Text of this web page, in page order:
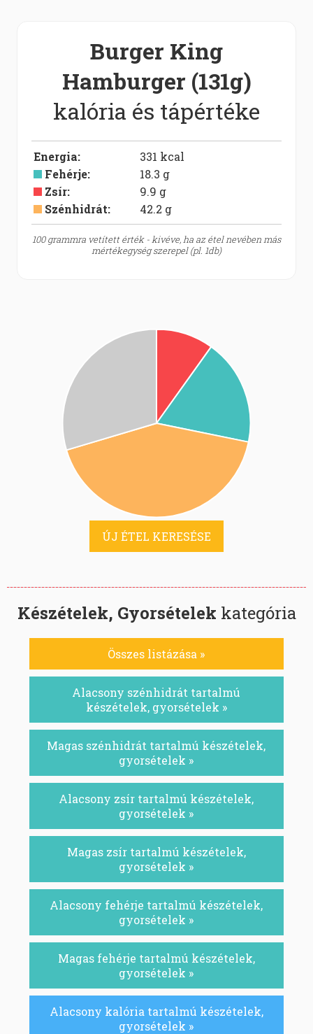
Burger King
Hamburger (131g)
kalória és tápértéke
Energia: 331 kcal
Fehérje: 18.3 g
Zsír: 9.9 g
Szénhidrát: 42.2 g
100 grammra vetített érték - kivéve, ha az étel nevében más
mértékegység szerepel (pl. 1db)
ÚJ ÉTEL KERESÉSE
Készételek, Gyorsételek kategória
Összes listázása »
Alacsony szénhidrát tartalmú
készételek, gyorsételek »
Magas szénhidrát tartalmú készételek,
gyorsételek »
Alacsony zsír tartalmú készételek,
gyorsételek »
Magas zsír tartalmú készételek,
gyorsételek »
Alacsony fehérje tartalmú készételek,
gyorsételek »
Magas fehérje tartalmú készételek,
gyorsételek »
Alacsony kalória tartalmú készételek,
gyorsételek »